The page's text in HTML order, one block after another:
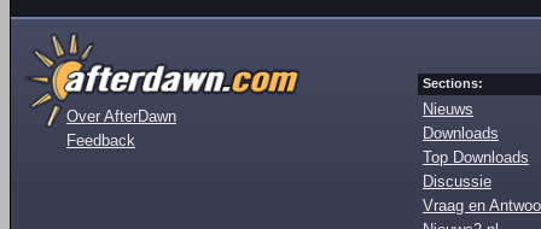
Over AfterDawn
Feedback
Sections:
Nieuws
Downloads
Top Downloads
Discussie
Vraag en